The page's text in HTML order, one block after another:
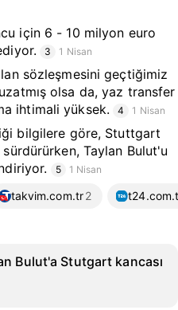
için 6 - 10 milyon euro
3 1 Nisan
sözleşmesini geçtiğimiz
olsa da, yaz transfer
ihtimali yüksek.
4 1 Nisan
bilgilere göre, Stuttgart
sürdürürken, Taylan Bulut'u
5 1 Nisan
takvim.com.tr2
Bulut'a Stutgart kancası